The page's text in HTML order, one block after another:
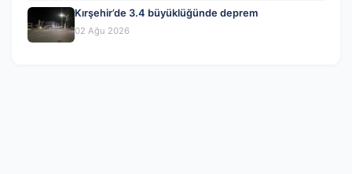
Kırşehir’de 3.4 büyüklüğünde deprem
02 Ağu 2026